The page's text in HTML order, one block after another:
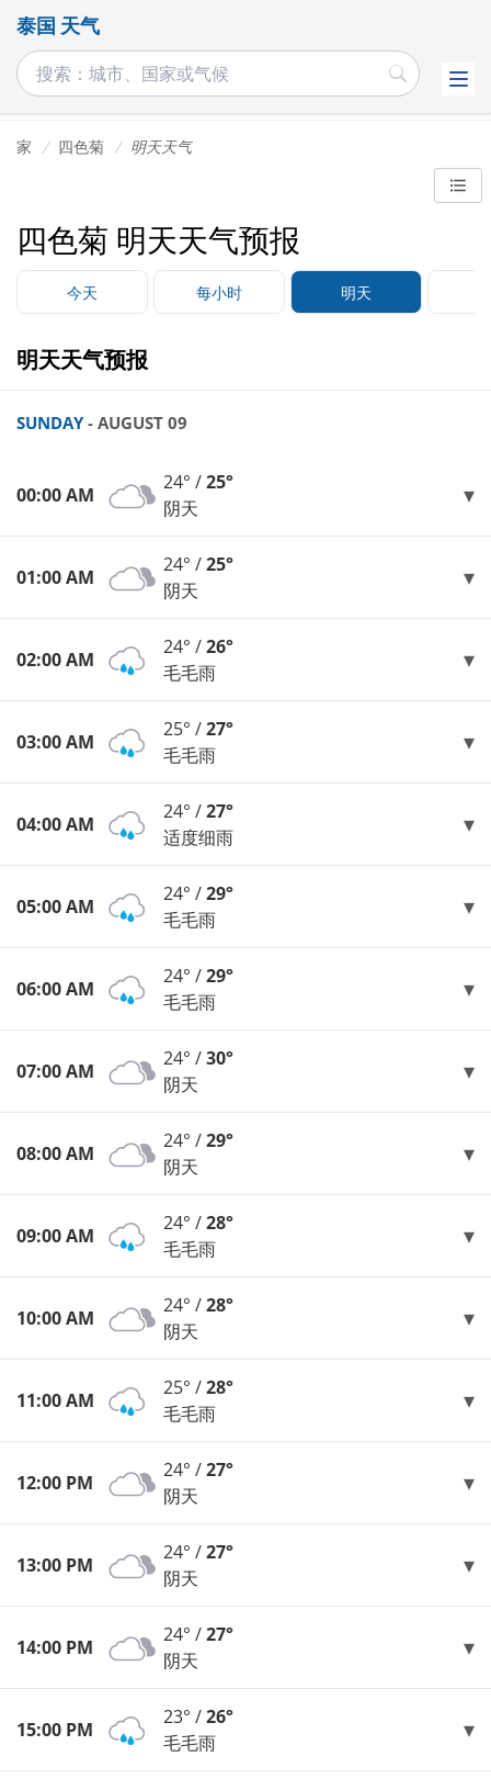
泰国 天气
家 四色菊 明天天气
四色菊 明天天气预报
今天 每小时 明天
明天天气预报
SUNDAY- AUGUST 09
00:00 AM
24° /25°
阴天
01:00 AM
24° /25°
阴天
02:00 AM
24° /26°
毛毛雨
03:00 AM
25° /27°
毛毛雨
04:00 AM
24° /27°
适度细雨
05:00 AM
24° /29°
毛毛雨
06:00 AM
24° /29°
毛毛雨
07:00 AM
24° /30°
阴天
08:00 AM
24° /29°
阴天
09:00 AM
24° /28°
毛毛雨
10:00 AM
24° /28°
阴天
11:00 AM
25° /28°
毛毛雨
12:00 PM
24° /27°
阴天
13:00 PM
24° /27°
阴天
14:00 PM
24° /27°
阴天
15:00 PM
23° /26°
毛毛雨